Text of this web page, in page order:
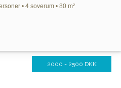
• 4 soverum • 80 m²
2000 - 2500 DKK